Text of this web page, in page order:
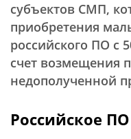
субъектов СМП,
приобретения
российского ПО с
счет возмещения
недополученной
Российское